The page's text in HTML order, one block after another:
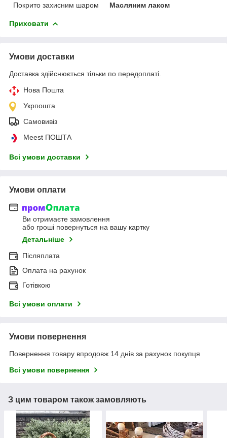
Покрито захисним шаром
Масляним лаком
Приховати
Умови доставки
Доставка здійснюється тільки по передоплаті.
Нова Пошта
Укрпошта
Самовивіз
Meest ПОШТА
Всі умови доставки
Умови оплати
Ви отримаєте замовлення
або гроші повернуться на вашу картку
Детальніше
Післяплата
Оплата на рахунок
Готівкою
Всі умови оплати
Умови повернення
Повернення товару впродовж 14 днів за рахунок покупця
Всі умови повернення
З цим товаром також замовляють